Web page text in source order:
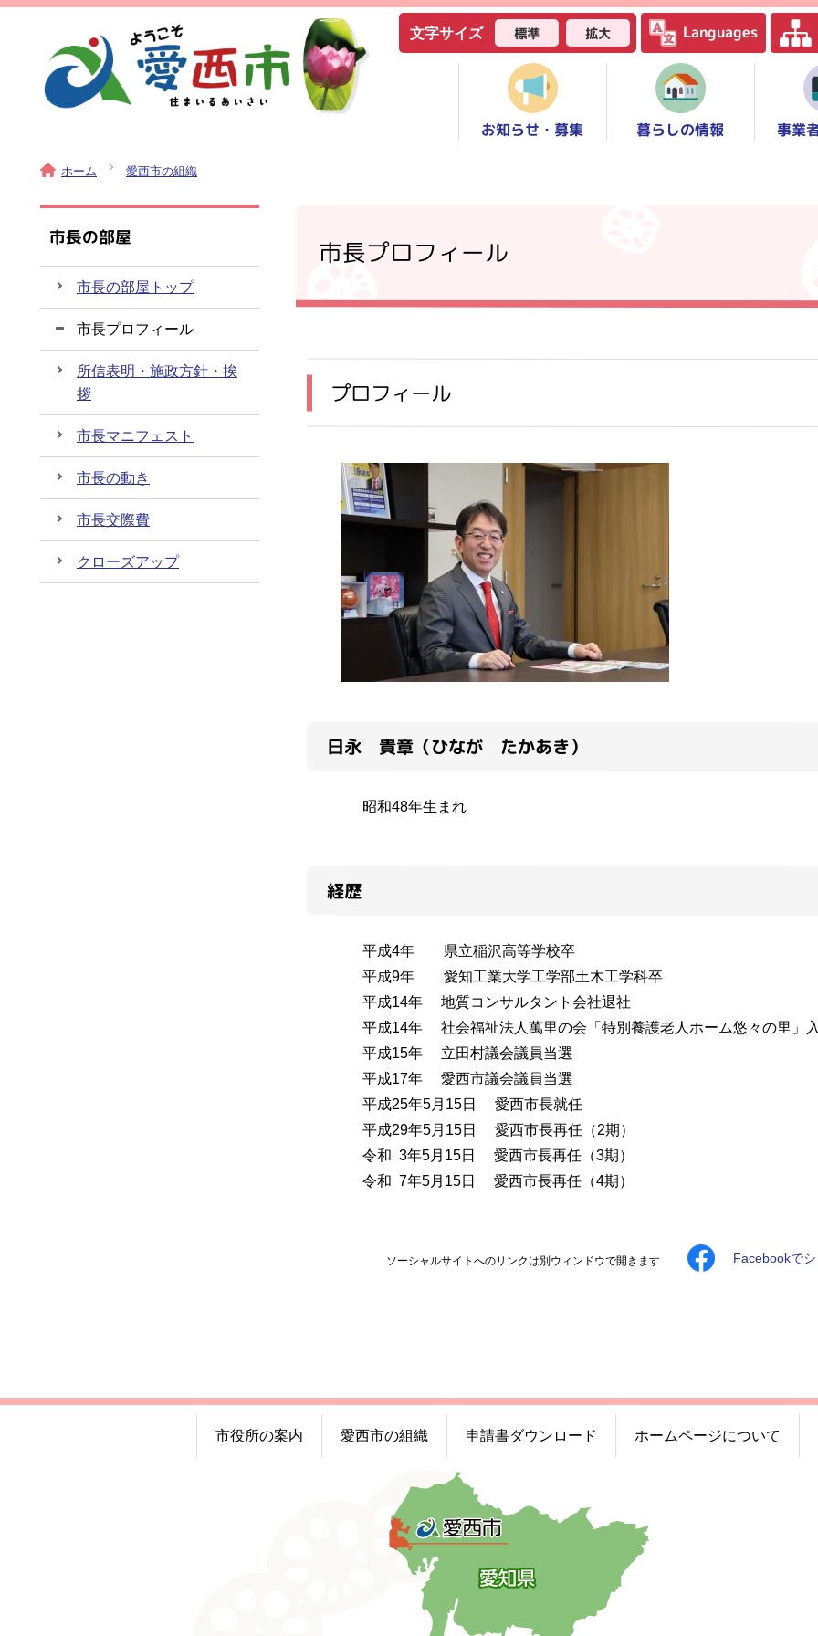
文字サイズ 標準 拡大 Languages
お知らせ・募集 暮らしの情報 事業
ホーム 愛西市の組織
市長プロフィール
プロフィール
日永 貴章（ひなが たかあき）
昭和48年生まれ
経歴
平成4年 県立稲沢高等学校卒
平成9年 愛知工業大学工学部土木工学科卒
平成14年 地質コンサルタント会社退社
平成14年 社会福祉法人萬里の会「特別養護老人ホーム悠々の里」
平成15年 立田村議会議員当選
平成17年 愛西市議会議員当選
平成25年5月15日 愛西市長就任
平成29年5月15日 愛西市長再任（2期）
令和 3年5月15日 愛西市長再任（3期）
令和 7年5月15日 愛西市長再任（4期）
市長の部屋
市長の部屋トップ
市長プロフィール
所信表明・施政方針・挨
拶
市長マニフェスト
市長の動き
市長交際費
クローズアップ
ソーシャルサイトへのリンクは別ウィンドウで開きます Facebookで
市役所の案内 愛西市の組織 申請書ダウンロード ホームページについて